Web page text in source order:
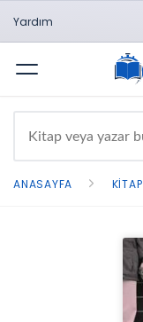
Yardım
Menü
ANASAYFA